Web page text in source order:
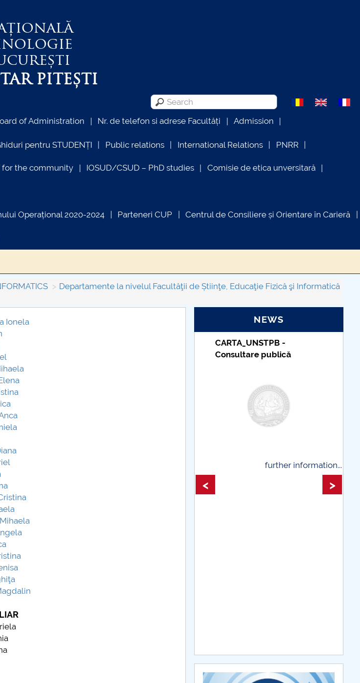
PITEȘTI
of Administration Nr. de telefon si adrese Facultăți Admission
pentru STUDENȚI Public relations International Relations PNRR
for the community IOSUD/CSUD – PhD studies Comisie de etica unversitară
Operațional 2020-2024 Parteneri CUP Centrul de Consiliere și Orientare în Carieră
Departamente la nivelul Facultăţii de Știinţe, Educaţie Fizică şi Informatică
Ionela
NEWS
information...
Taxe de școlarizare
indexate – Centrul
further information...
< >